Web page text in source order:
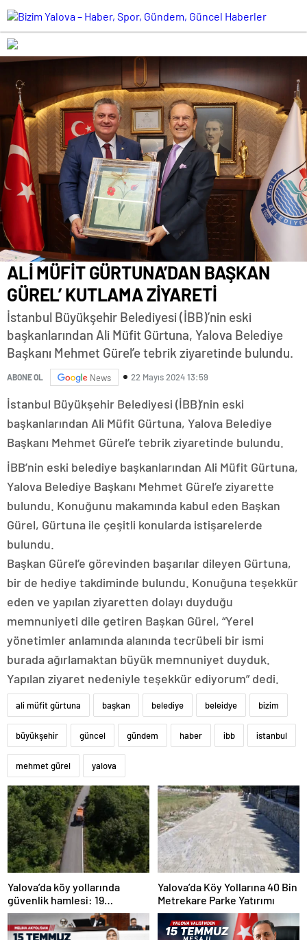
romabet
romabet
romabet
deneme
bonusu
veren
siteler
ALİ MÜFİT GÜRTUNA’DAN BAŞKAN
GÜREL’ KUTLAMA ZİYARETİ
İstanbul Büyükşehir Belediyesi (İBB)’nin eski
başkanlarından Ali Müfit Gürtuna, Yalova Belediye
Başkanı Mehmet Gürel’e tebrik ziyaretinde bulundu.
ABONE OL News 22 Mayıs 2024 13:59
İstanbul Büyükşehir Belediyesi (İBB)’nin eski
başkanlarından Ali Müfit Gürtuna, Yalova Belediye
Başkanı Mehmet Gürel’e tebrik ziyaretinde bulundu.
İBB’nin eski belediye başkanlarından Ali Müfit Gürtuna,
Yalova Belediye Başkanı Mehmet Gürel’e ziyarette
bulundu. Konuğunu makamında kabul eden Başkan
Gürel, Gürtuna ile çeşitli konularda istişarelerde
bulundu.
Başkan Gürel’e görevinden başarılar dileyen Gürtuna,
bir de hediye takdiminde bulundu. Konuğuna teşekkür
eden ve yapılan ziyaretten dolayı duyduğu
memnuniyeti dile getiren Başkan Gürel, “Yerel
yönetimler anlamında alanında tecrübeli bir ismi
burada ağırlamaktan büyük memnuniyet duyduk.
Yapılan ziyaret nedeniyle teşekkür ediyorum” dedi.
ali müfit gürtuna başkan belediye beleidye bizim
büyükşehir güncel gündem haber ibb istanbul
mehmet gürel yalova
Yalova’da köy yollarında
güvenlik hamlesi: 19
kilometrelik çalışma hedefi
Yalova’da Köy Yollarına 40 Bin
Metrekare Parke Yatırımı